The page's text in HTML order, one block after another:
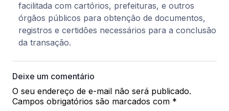
facilitada com cartórios, prefeituras, e outros
órgãos públicos para obtenção de documentos,
registros e certidões necessários para a conclusão
da transação.
Deixe um comentário
O seu endereço de e-mail não será publicado.
Campos obrigatórios são marcados com *